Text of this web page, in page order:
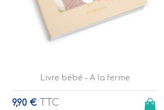
Livre bébé - A la ferme
9,90 € TTC